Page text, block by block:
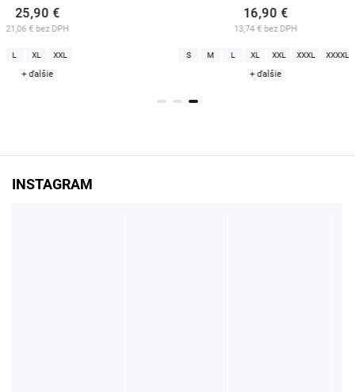
bez DPH
€
XXL
13,74 € bez DPH
16,90 €
XXL XXXL XXXXL
+ ďalšie
INSTAGRAM